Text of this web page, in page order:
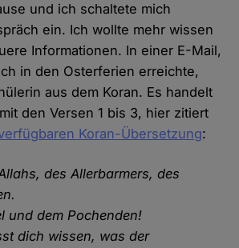
und ich schaltete mich
ein. Ich wollte mehr wissen
Informationen. In einer E-Mail,
in den Osterferien erreichte,
aus dem Koran. Es handelt
den Versen 1 bis 3, hier zitiert
Koran-Übersetzung:
des Allerbarmers, des
und dem Pochenden!
dich wissen, was der